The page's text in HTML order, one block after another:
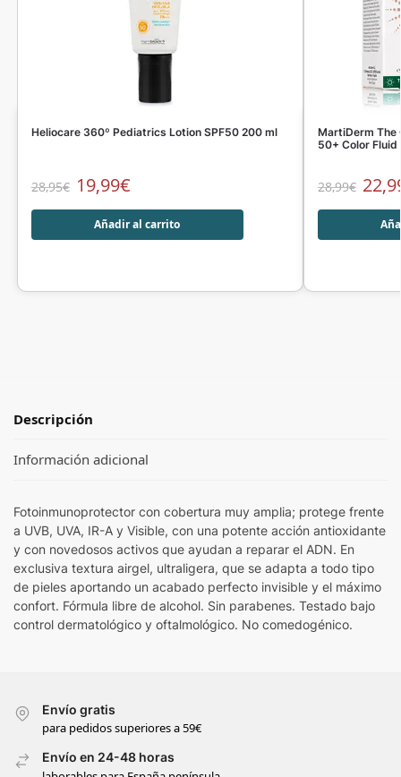
Heliocare 360º Pediatrics Lotion SPF50 200 ml
28,95€ 19,99€
Añadir al carrito
MartiDerm The
50+ Color
28,99€
Descripción
Información adicional
Fotoinmunoprotector con cobertura muy amplia; protege frente
a UVB, UVA, IR-A y Visible, con una potente acción antioxidante
y con novedosos activos que ayudan a reparar el ADN. En
exclusiva textura airgel, ultraligera, que se adapta a todo tipo
de pieles aportando un acabado perfecto invisible y el máximo
confort. Fórmula libre de alcohol. Sin parabenes. Testado bajo
control dermatológico y oftalmológico. No comedogénico.
Envío gratis
para pedidos superiores a 59€
Envío en 24-48 horas